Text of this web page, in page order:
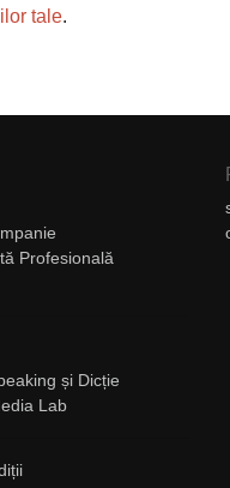
tale.
Profesională
și Dicție
Lab